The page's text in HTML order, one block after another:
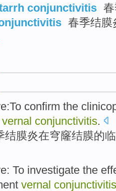
conjunctivitis
春季结膜
confirm the
vernal conjunctivitis.
结膜炎在穹窿结膜的
: To investigate the
vernal conjunctivitis